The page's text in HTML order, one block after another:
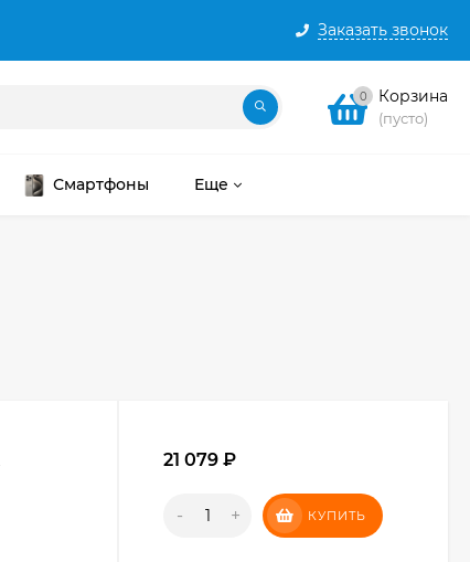
Заказать звонок
0 Корзина
(пусто)
Смартфоны Еще
21 079 ₽
- + КУПИТЬ